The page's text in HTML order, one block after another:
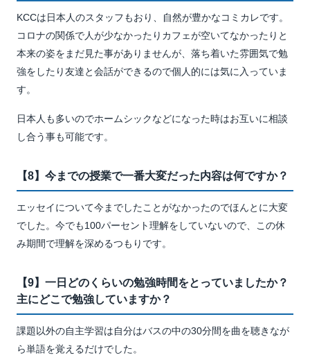
KCCは日本人のスタッフもおり、自然が豊かなコミカレです。
コロナの関係で人が少なかったりカフェが空いてなかったりと
本来の姿をまだ見た事がありませんが、落ち着いた雰囲気で勉
強をしたり友達と会話ができるので個人的には気に入っていま
す。
日本人も多いのでホームシックなどになった時はお互いに相談
し合う事も可能です。
【8】今までの授業で一番大変だった内容は何ですか？
エッセイについて今までしたことがなかったのでほんとに大変
でした。今でも100パーセント理解をしていないので、この休
み期間で理解を深めるつもりです。
【9】一日どのくらいの勉強時間をとっていましたか？
主にどこで勉強していますか？
課題以外の自主学習は自分はバスの中の30分間を曲を聴きなが
ら単語を覚えるだけでした。